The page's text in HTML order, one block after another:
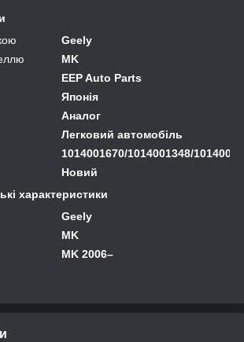
Geely
MK
EEP Auto Parts
Японія
Аналог
Легковий автомобіль
1014001670/1014001348/
Новий
характеристики
Geely
MK
MK 2006–